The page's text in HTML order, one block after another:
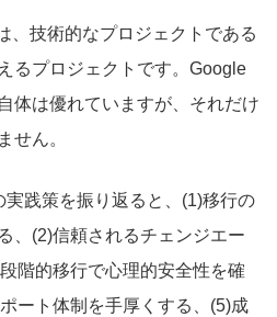
、技術的なプロジェクトである
るプロジェクトです。Google
体は優れていますが、それだけ
せん。
践策を振り返ると、(1)移行の
、(2)信頼されるチェンジエー
階的移行で心理的安全性を確
ート体制を手厚くする、(5)成